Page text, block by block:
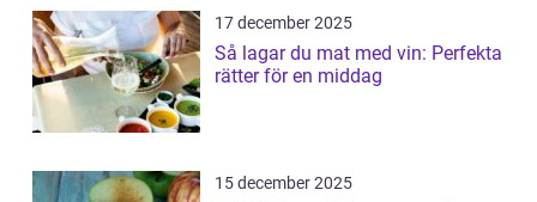
17 december 2025
Så lagar du mat med vin: Perfekta
rätter för en middag
15 december 2025